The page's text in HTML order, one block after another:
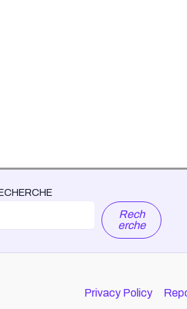
Rech
erche
Privacy Policy